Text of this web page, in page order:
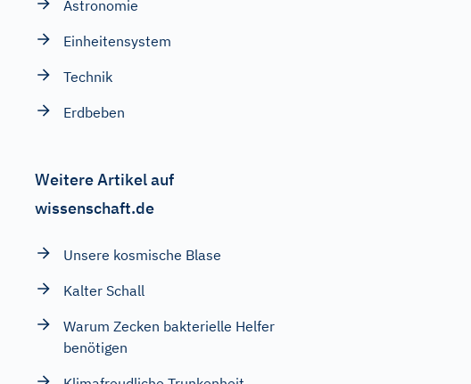
Astronomie
Einheitensystem
Technik
Erdbeben
Weitere Artikel auf
wissenschaft.de
Unsere kosmische Blase
Kalter Schall
Warum Zecken bakterielle Helfer
benötigen